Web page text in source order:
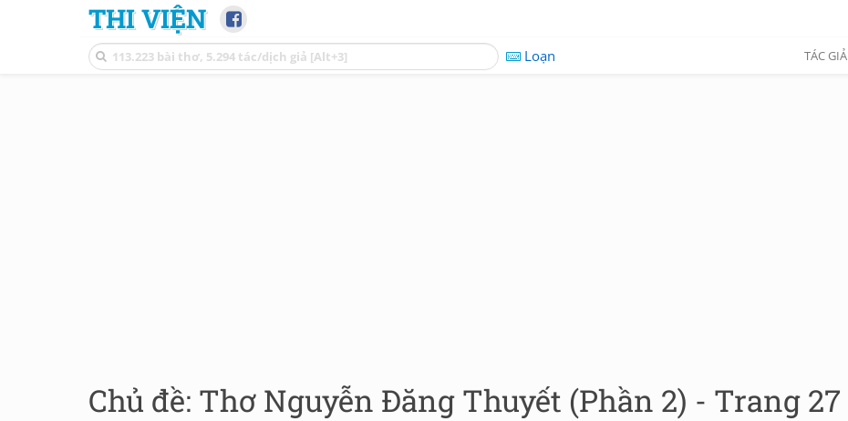
THI VIỆN
Loạn TÁC GIẢ
Chủ đề: Thơ Nguyễn Đăng Thuyết (Phần 2) - Trang 27